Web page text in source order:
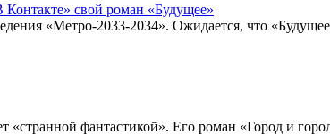
свой роман «Будущее»
«Метро-2033-2034». Ожидается, что
фантастикой». Его роман «Город и